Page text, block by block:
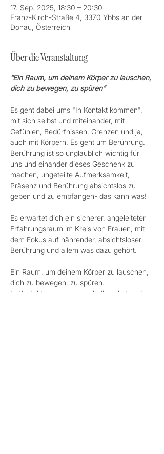
17. Sep. 2025, 18:30 – 20:30
Franz-Kirch-Straße 4, 3370 Ybbs an der
Donau, Österreich
Über die Veranstaltung
“Ein Raum, um deinem Körper zu lauschen,
dich zu bewegen, zu spüren”
Es geht dabei ums "In Kontakt kommen",
mit sich selbst und miteinander, mit
Gefühlen, Bedürfnissen, Grenzen und ja,
auch mit Körpern. Es geht um Berührung.
Berührung ist so unglaublich wichtig für
uns und einander dieses Geschenk zu
machen, ungeteilte Aufmerksamkeit,
Präsenz und Berührung absichtslos zu
geben und zu empfangen- das kann was!
Es erwartet dich ein sicherer, angeleiteter
Erfahrungsraum im Kreis von Frauen, mit
dem Fokus auf nährender, absichtsloser
Berührung und allem was dazu gehört.
Ein Raum, um deinem Körper zu lauschen,
dich zu bewegen, zu spüren.
In Kontakt zu kommen, mit dir selbst und